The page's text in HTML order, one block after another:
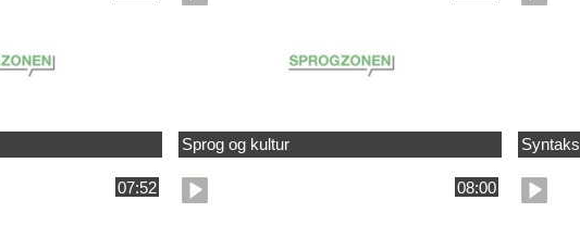
Sprog og kultur Syntaks
07:52 08:00